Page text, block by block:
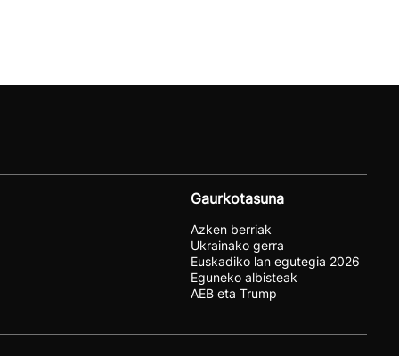
Gaurkotasuna
Azken berriak
Ukrainako gerra
Euskadiko lan egutegia 2026
Eguneko albisteak
AEB eta Trump